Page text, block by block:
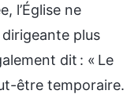
l’Église ne
plus
dit : « Le
être temporaire.